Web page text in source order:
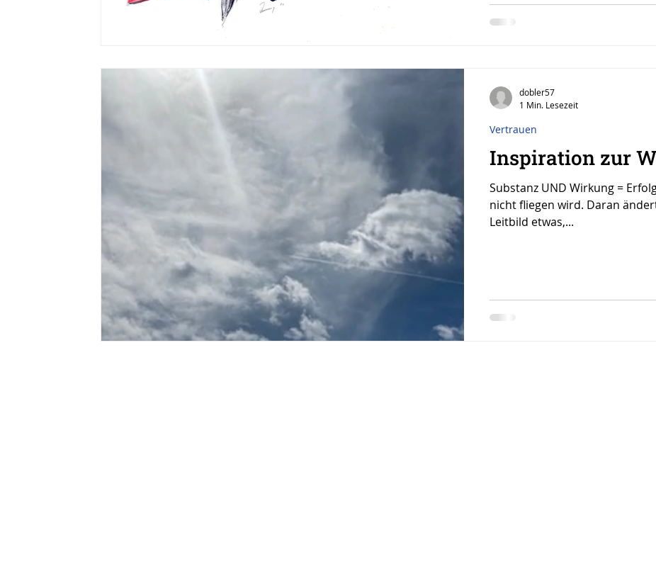
Inspiration zur
Substanz UND Wirkung =
nicht fliegen wird. Daran
Leitbild etwas,...
Vertrauen
dobler57
1 Min. Lesezeit